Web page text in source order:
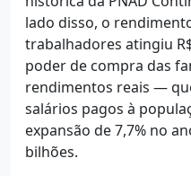
lado disso, o
trabalhadores atingiu
poder de compra das
rendimentos reais —
salários pagos à
expansão de 7,7% no
bilhões.